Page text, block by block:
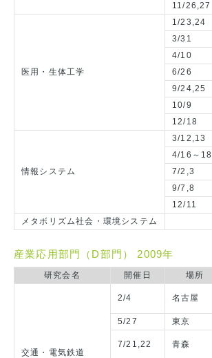
11/26,27
医用・生体工学
1/23,24
3/31
4/10
6/26
9/24,25
10/9
12/18
情報システム
3/12,13
4/16～18
7/2,3
9/7,8
12/11
メタボリズム社会・環境システム
産業応用部門（D部門） 2009年
研究会名 開催日 場所
交通・電気鉄道
2/4 名古屋
5/27
東京
7/21,22 青森